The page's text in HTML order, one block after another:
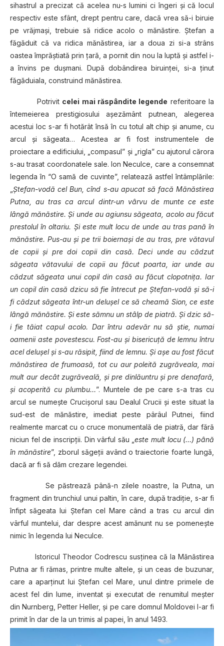
sihastrul a precizat că acelea nu-s lumini ci îngeri şi că locul
respectiv este sfânt, drept pentru care, dacă vrea să-i biruie
pe vrăjmaşi, trebuie să ridice acolo o mănăstire. Ştefan a
făgăduit că va ridica mănăstirea, iar a doua zi si-a strâns
oastea împrăştiată prin ţară, a pornit din nou la luptă şi astfel i-
a învins pe duşmani. După dobândirea biruinţei, si-a ţinut
făgăduiala, construind mănăstirea.
Potrivit celei mai răspândite legende referitoare la
întemeierea prestigiosului aşezământ putnean, alegerea
acestui loc s-ar fi hotărât însă în cu totul alt chip şi anume, cu
arcul şi săgeata… Acestea ar fi fost instrumentele de
proiectare a edificiului, „compasul” şi „rigla” cu ajutorul cărora
s-au trasat coordonatele sale. Ion Neculce, care a consemnat
legenda în “O samă de cuvinte”, relatează astfel întâmplările:
Ştefan-vodă cel Bun, cînd s-au apucat să facă Mănăstirea
Putna, au tras ca arcul dintr-un vârvu de munte ce este
lângă mănăstire. Şi unde au agiunsu săgeata, acolo au făcut
prestolul în oltariu. Şi este mult locu de unde au tras pană în
mănăstire. Pus-au şi pe trii boiernaşi de au tras, pre vătavul
de copii şi pre doi copii din casă. Deci unde au cădzut
săgeata vătavului de copii au făcut poarta, iar unde au
cădzut săgeata unui copil din casă au făcut clopotniţa. Iar
un copil din casă dzicu să fie întrecut pe Ştefan-vodă şi să-i
fi cădzut săgeata într-un deluşel ce să cheamă Sion, ce este
lângă mănăstire. Şi este sămnu un stâlp de piatră. Şi dzic să-
i fie tăiat capul acolo. Dar întru adevăr nu să ştie, numai
oamenii aste povestescu. Fost-au şi bisericuţă de lemnu întru
acel deluşel şi s-au răsipit, fiind de lemnu. Şi aşe au fost făcut
mănăstirea de frumoasă, tot cu aur poleită zugrăveala, mai
mult aur decât zugrăveală, şi pre dinlăuntru şi pre denafară,
şi acoperită cu plumbu…”. Muntele de pe care s-a tras cu
arcul se numeşte Crucişorul sau Dealul Crucii şi este situat la
sud-est de mănăstire, imediat peste pârâul Putnei, fiind
realmente marcat cu o cruce monumentală de piatră, dar fără
niciun fel de inscripţii. Din vârful său „este mult locu (…) până
în mănăstire”, zborul săgeţii având o traiectorie foarte lungă,
dacă ar fi să dăm crezare legendei.
Se păstrează până-n zilele noastre, la Putna, un
fragment din trunchiul unui paltin, în care, după tradiţie, s-ar fi
înfipt săgeata lui Ştefan cel Mare când a tras cu arcul din
vârful muntelui, dar despre acest amănunt nu se pomeneşte
nimic în legenda lui Neculce.
Istoricul Theodor Codrescu susţinea că la Mănăstirea
Putna ar fi rămas, printre multe altele, şi un ceas de buzunar,
care a aparţinut lui Ştefan cel Mare, unul dintre primele de
acest fel din lume, inventat şi executat de renumitul meşter
din Nurnberg, Petter Heller, şi pe care domnul Moldovei l-ar fi
primit în dar de la un trimis al papei, în anul 1493.